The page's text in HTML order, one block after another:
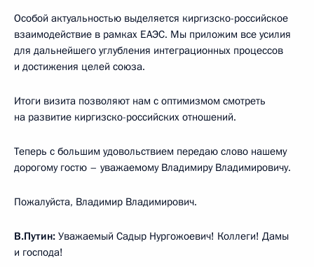
Особой актуальностью выделяется киргизско-российское
взаимодействие в рамках ЕАЭС. Мы приложим все усилия
для дальнейшего углубления интеграционных процессов
и достижения целей союза.
Итоги визита позволяют нам с оптимизмом смотреть
на развитие киргизско-российских отношений.
Теперь с большим удовольствием передаю слово нашему
дорогому гостю – уважаемому Владимиру Владимировичу.
Пожалуйста, Владимир Владимирович.
В.Путин: Уважаемый Садыр Нургожоевич! Коллеги! Дамы
и господа!